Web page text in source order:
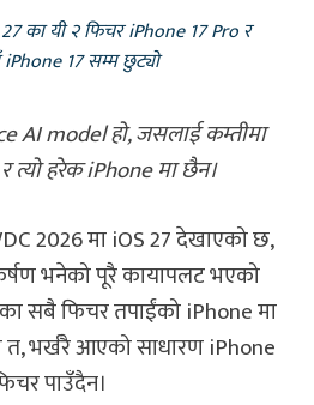
का यी २ फिचर iPhone 17 Pro र
17 सम्म छुट्यो
AI model हो, जसलाई कम्तीमा
त्यो हरेक iPhone मा छैन।
2026 मा iOS 27 देखाएको छ,
भनेको पूरै कायापलट भएको
सबै फिचर तपाईंको iPhone मा
भर्खरै आएको साधारण iPhone
पाउँदैन।